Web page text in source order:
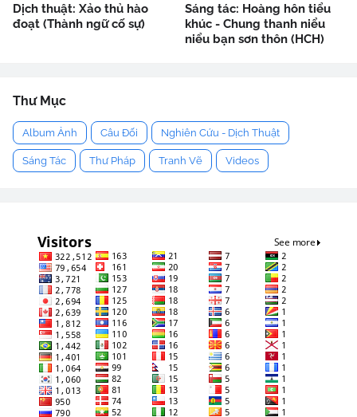
Dịch thuật: Xảo thủ hào
đoạt (Thành ngữ cố sự)
Sáng tác: Hoàng hôn tiểu
khúc - Chung thanh niểu
niểu bạn sơn thôn (HCH)
Thư Mục
Album Ảnh Câu Đối Nghiên Cứu - Dịch Thuật
Sáng Tác Thư Pháp Tranh Vẽ Videos